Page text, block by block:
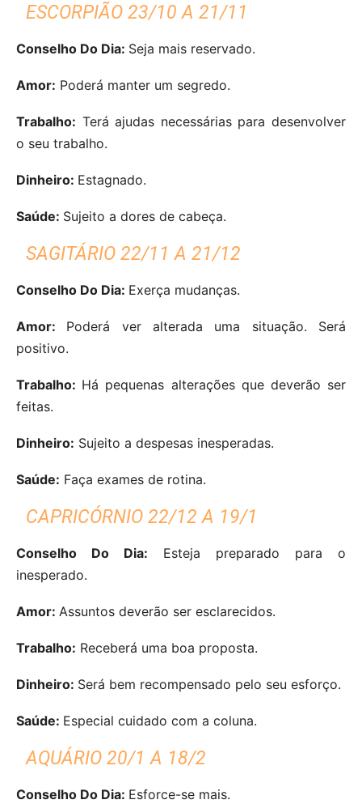
ESCORPIÃO 23/10 A 21/11
Conselho Do Dia: Seja mais reservado.
Amor: Poderá manter um segredo.
Trabalho: Terá ajudas necessárias para desenvolver
o seu trabalho.
Dinheiro: Estagnado.
Saúde: Sujeito a dores de cabeça.
SAGITÁRIO 22/11 A 21/12
Conselho Do Dia: Exerça mudanças.
Amor: Poderá ver alterada uma situação. Será
positivo.
Trabalho: Há pequenas alterações que deverão ser
feitas.
Dinheiro: Sujeito a despesas inesperadas.
Saúde: Faça exames de rotina.
CAPRICÓRNIO 22/12 A 19/1
Conselho Do Dia: Esteja preparado para o
inesperado.
Amor: Assuntos deverão ser esclarecidos.
Trabalho: Receberá uma boa proposta.
Dinheiro: Será bem recompensado pelo seu esforço.
Saúde: Especial cuidado com a coluna.
AQUÁRIO 20/1 A 18/2
Conselho Do Dia: Esforce-se mais.